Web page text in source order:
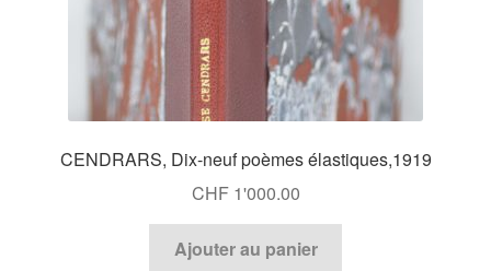
CENDRARS, Dix-neuf poèmes élastiques,1919
CHF1'000.00
Ajouter au panier